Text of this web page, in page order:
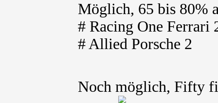
Möglich, 65 bis
# Racing One Ferrari
# Allied Porsche 2
Noch möglich,